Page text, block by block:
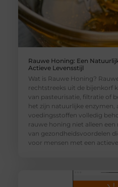
Rauwe Honing: Een
Actieve Levensstijl
Wat is Rauwe Honing?
rechtstreeks uit de bijenkorf
van pasteurisatie, filtratie of
het zijn natuurlijke enzymen,
voedingsstoffen volledig
rauwe honing niet alleen
van gezondheidsvoordelen
voor mensen met een